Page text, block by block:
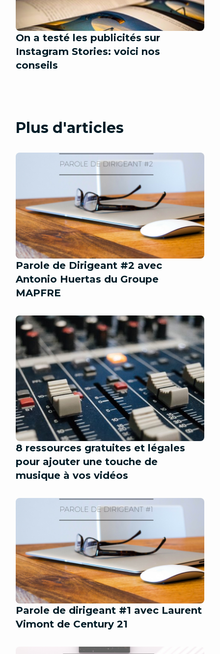
On a testé les publicités sur
Instagram Stories: voici nos
conseils
Plus d'articles
Parole de Dirigeant #2 avec
Antonio Huertas du Groupe
MAPFRE
8 ressources gratuites et légales
pour ajouter une touche de
musique à vos vidéos
Parole de dirigeant #1 avec Laurent
Vimont de Century 21